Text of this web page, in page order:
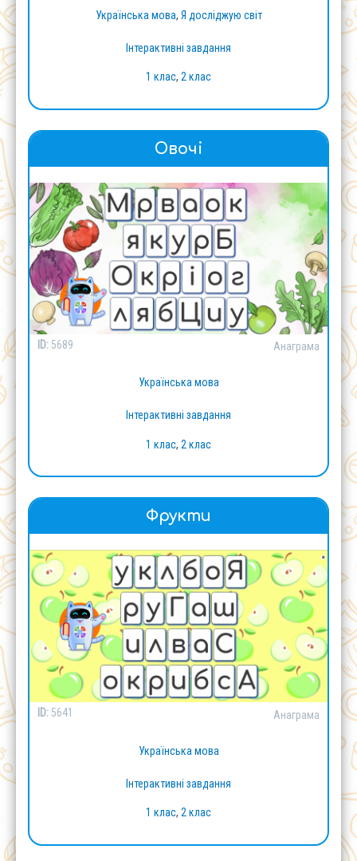
Українська мова, Я досліджую світ
Інтерактивні завдання
1 клас, 2 клас
Овочі
ID: 5689 Анаграма
Українська мова
Інтерактивні завдання
1 клас, 2 клас
Фрукти
ID: 5641 Анаграма
Українська мова
Інтерактивні завдання
1 клас, 2 клас